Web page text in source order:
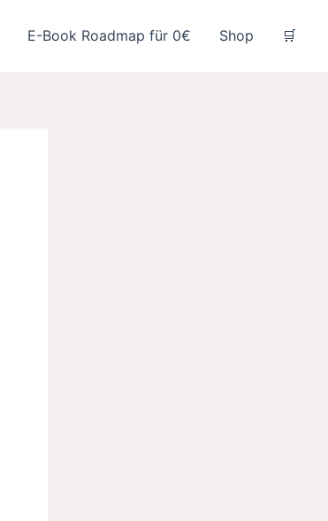
E-Book Roadmap für 0€ Shop 🛒